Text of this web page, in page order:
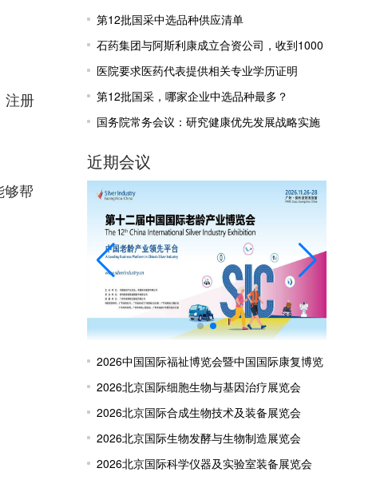
注册
帮
第12批国采中选品种供应清单
石药集团与阿斯利康成立合资公司，收到1000
万美元里程碑付款
医院要求医药代表提供相关专业学历证明
第12批国采，哪家企业中选品种最多？
国务院常务会议：研究健康优先发展战略实施
近期会议
2026中国国际福祉博览会暨中国国际康复博览
会
2026北京国际细胞生物与基因治疗展览会
2026北京国际合成生物技术及装备展览会
2026北京国际生物发酵与生物制造展览会
2026北京国际科学仪器及实验室装备展览会